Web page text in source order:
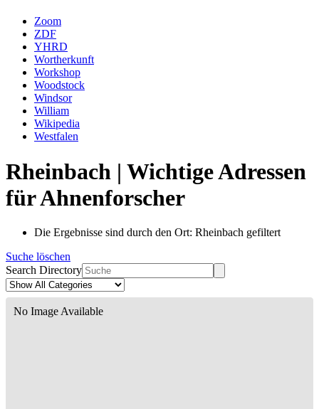
Zoom
ZDF
YHRD
Wortherkunft
Workshop
Woodstock
Windsor
William
Wikipedia
Westfalen
Rheinbach | Wichtige Adressen
für Ahnenforscher
Die Ergebnisse sind durch den Ort: Rheinbach gefiltert
Suche löschen
Search Directory
No Image Available